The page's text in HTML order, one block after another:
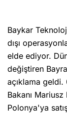
Baykar
dışı
elde ediyor.
değiştiren
açıklama geldi.
Bakanı
Polonya'ya